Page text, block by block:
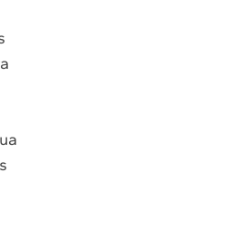
assistência técnica